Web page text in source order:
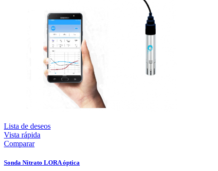
Lista de deseos
Vista rápida
Comparar
Sonda Nitrato LORA óptica